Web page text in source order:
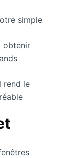
simple
obtenir
rend le